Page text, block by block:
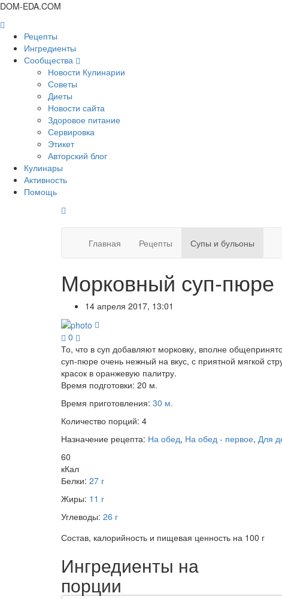
DOM-EDA.COM
Рецепты
Ингредиенты
Сообщества
Новости Кулинарии
Советы
Диеты
Новости сайта
Здоровое питание
Сервировка
Этикет
Авторский блог
Кулинары
Активность
Помощь
Главная Рецепты Супы и бульоны
Морковный суп-пюре
14 апреля 2017, 13:01
0
То, что в суп добавляют морковку, вполне
суп-пюре очень нежный на вкус, с приятной мягкой
красок в оранжевую палитру.
Время подготовки: 20 м.
Время приготовления: 30 м.
Количество порций: 4
Назначение рецепта: На обед, На обед - первое, Для
60
кКал
Белки: 27 г
Жиры: 11 г
Углеводы: 26 г
Состав, калорийность и пищевая ценность на 100 г
Ингредиенты на
порции